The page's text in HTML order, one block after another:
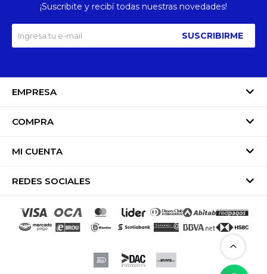
EMPRESA
COMPRA
MI CUENTA
REDES SOCIALES
¡Suscribite y recibí todas nuestras novedades!
SUSCRIBIRME